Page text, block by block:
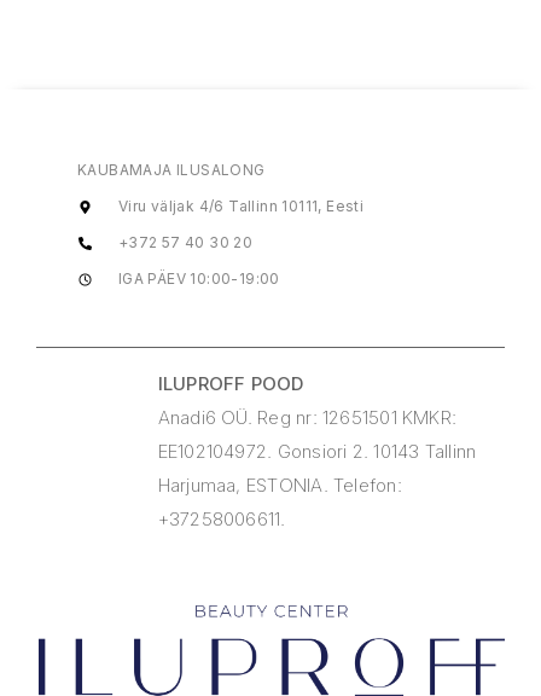
KAUBAMAJA ILUSALONG
Viru väljak 4/6 Tallinn 10111, Eesti
+372 57 40 30 20
IGA PÄEV 10:00-19:00
ILUPROFF POOD
Anadi6 OÜ. Reg nr: 12651501 KMKR:
EE102104972. Gonsiori 2. 10143 Tallinn
Harjumaa, ESTONIA. Telefon:
+37258006611.